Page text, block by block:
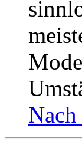
Nach